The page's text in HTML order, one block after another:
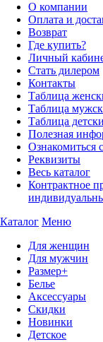
О компании
Оплата и
Возврат
Где купить?
Личный
Стать дилером
Контакты
Таблица
Таблица
Таблица
Полезная
Ознакомиться
Реквизиты
Весь каталог
Контрактное
Каталог Меню
Для женщин
Для мужчин
Размер+
Белье
Аксессуары
Скидки
Новинки
Детское